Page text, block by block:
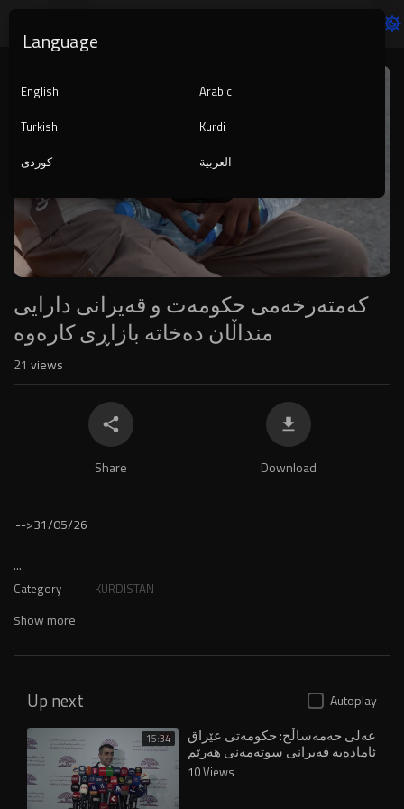
Player
کەمتەرخەمی حکومەت و قەیرانی دارایی
منداڵان دەخاتە بازاڕی کارەوە
21 views
Share Download
-->31/05/26
...
Category KURDISTAN
Show more
Up next Autoplay
15:34 عەلی حەمەساڵح: حکومەتی عێراق
ئامادەیە قەیرانی سوتەمەنی هەرێم
چارەسەر بکات
10 Views
Language
English
Arabic
Turkish
Kurdi
کوردی
العربية